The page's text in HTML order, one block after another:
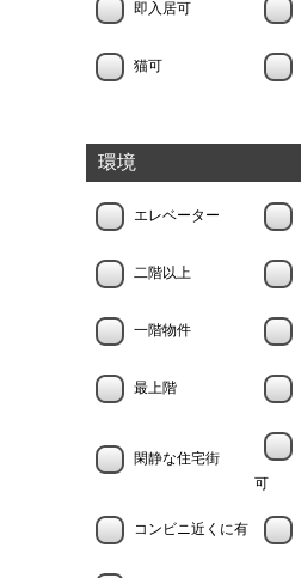
即入居可
猫可
環境
エレベーター
二階以上
一階物件
最上階
閑静な住宅街
可
コンビニ近くに有